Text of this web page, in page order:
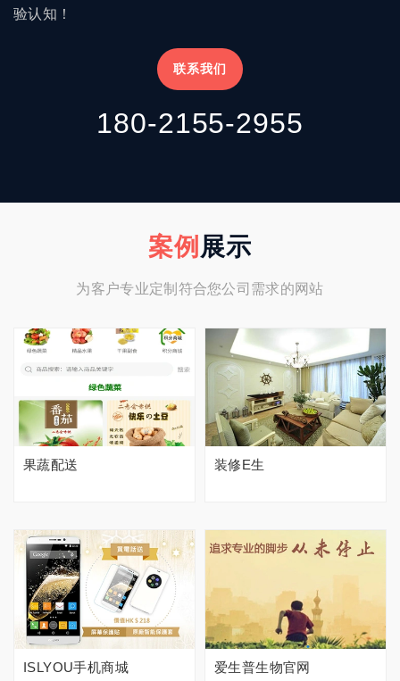
验认知！
联系我们
180-2155-2955
案例 展示
为客户专业定制符合您公司需求的网站
果蔬配送 装修E生
ISLYOU手机商城 爱生普生物官网